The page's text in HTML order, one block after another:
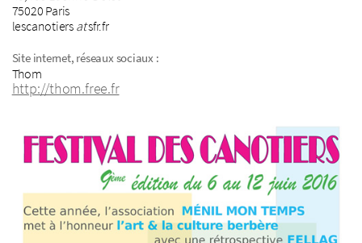
75020 Paris
lescanotiers atsfr.fr
Site internet, réseaux sociaux :
Thom
http://thom.free.fr